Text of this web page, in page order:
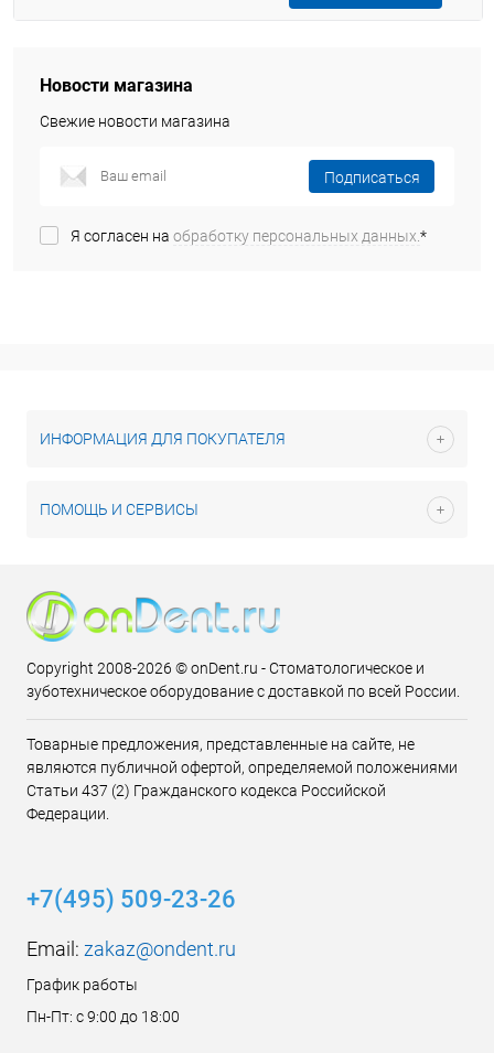
Новости магазина
Свежие новости магазина
Подписаться
Я согласен на обработку персональных данных.*
ИНФОРМАЦИЯ ДЛЯ ПОКУПАТЕЛЯ
ПОМОЩЬ И СЕРВИСЫ
Copyright 2008-2026 © onDent.ru - Стоматологическое и
зуботехническое оборудование с доставкой по всей России.
Товарные предложения, представленные на сайте, не
являются публичной офертой, определяемой положениями
Статьи 437 (2) Гражданского кодекса Российской
Федерации.
+7(495) 509-23-26
Email: zakaz@ondent.ru
График работы
Пн-Пт: с 9:00 до 18:00